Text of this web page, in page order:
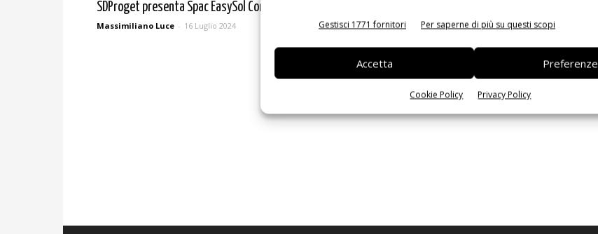
Gestisci 1771 fornitori Per saperne di più su questi scopi
Accetta Preferenze
Cookie Policy Privacy Policy
SDProget presenta Spac EasySol Configurator
Massimiliano Luce - 16 Luglio 2024 Massimiliano Luce - 31 Gennaio 2023